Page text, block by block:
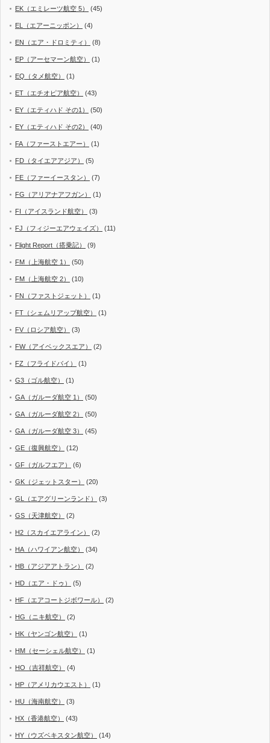
EK（エミレーツ航空 5） (45)
EL（エアーニッポン） (4)
EN（エア・ドロミティ） (8)
EP（アーセマーン航空） (1)
EQ（タメ航空） (1)
ET（エチオピア航空） (43)
EY（エティハド その1） (50)
EY（エティハド その2） (40)
FA（ファーストエアー） (1)
FD（タイエアアジア） (5)
FE（ファーイースタン） (7)
FG（アリアナアフガン） (1)
FI（アイスランド航空） (3)
FJ（フィジーエアウェイズ） (11)
Flight Report（搭乗記） (9)
FM（上海航空 1） (50)
FM（上海航空 2） (10)
FN（ファストジェット） (1)
FT（シェムリアップ航空） (1)
FV（ロシア航空） (3)
FW（アイベックスエア） (2)
FZ（フライドバイ） (1)
G3（ゴル航空） (1)
GA（ガルーダ航空 1） (50)
GA（ガルーダ航空 2） (50)
GA（ガルーダ航空 3） (45)
GE（復興航空） (12)
GF（ガルフエア） (6)
GK（ジェットスター） (20)
GL（エアグリーンランド） (3)
GS（天津航空） (2)
H2（スカイエアライン） (2)
HA（ハワイアン航空） (34)
HB（アジアアトラン） (2)
HD（エア・ドゥ） (5)
HF（エアコートジボワール） (2)
HG（ニキ航空） (2)
HK（ヤンゴン航空） (1)
HM（セーシェル航空） (1)
HO（吉祥航空） (4)
HP（アメリカウエスト） (1)
HU（海南航空） (3)
HX（香港航空） (43)
HY（ウズベキスタン航空） (14)